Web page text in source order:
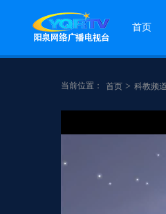
首页
当前位置： 首页 > 科教频